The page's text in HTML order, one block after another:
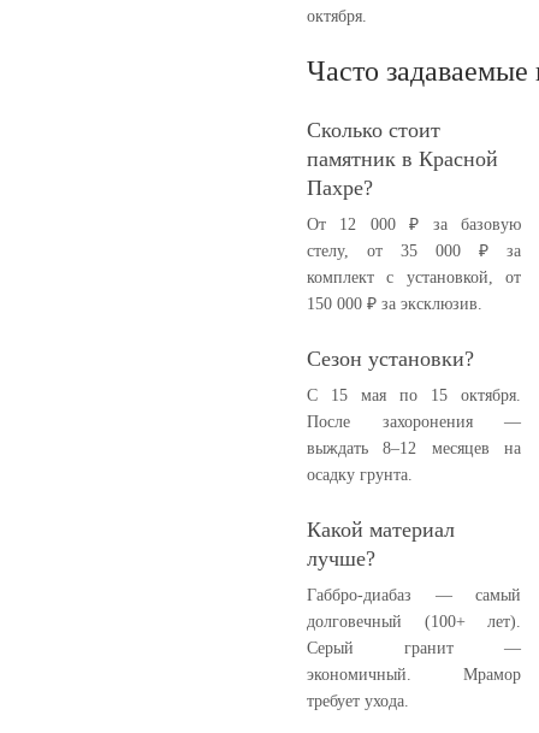
октября.
Часто
Сколько стоит
памятник в Красной
Пахре?
От 12 000 ₽ за базовую
стелу, от 35 000 ₽ за
комплект с установкой, от
150 000 ₽ за эксклюзив.
Сезон установки?
С 15 мая по 15 октября.
После захоронения —
выждать 8–12 месяцев на
осадку грунта.
Какой материал
лучше?
Габбро-диабаз — самый
долговечный (100+ лет).
Серый гранит —
экономичный. Мрамор
требует ухода.